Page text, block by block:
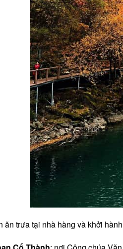
ăn trưa tại nhà hàng và khởi